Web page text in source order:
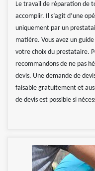
Le travail de réparation de
accomplir. Il s’agit d’une
uniquement par un
matière. Vous avez un
votre choix du prestataire.
recommandons de ne pas
devis. Une demande de
faisable gratuitement et
de devis est possible si